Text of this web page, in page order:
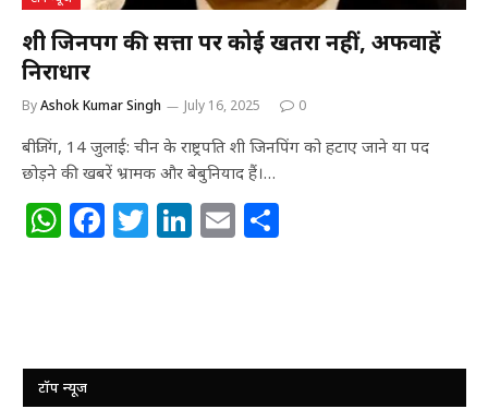
शी जिनपिंग की सत्ता पर कोई खतरा नहीं, अफवाहें
निराधार
ByAshok Kumar Singh July 16, 2025 0
बीजिंग, 14 जुलाई: चीन के राष्ट्रपति शी जिनपिंग को हटाए जाने या पद
छोड़ने की खबरें भ्रामक और बेबुनियाद हैं।…
W
h
A
p
F
a
b
T
w
r
Li
n
dI
E
m
टॉप न्यूज